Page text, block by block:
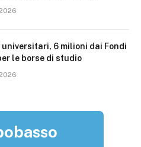
6 milioni dai Fondi
le borse di studio